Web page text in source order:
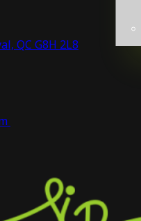
QC G8H 2L8